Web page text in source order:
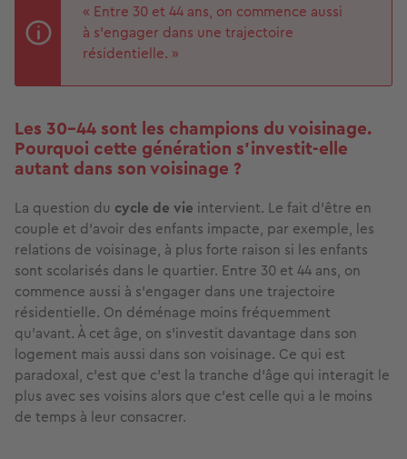
« Entre 30 et 44 ans, on commence aussi
à s’engager dans une trajectoire
résidentielle. »
Les 30-44 sont les champions du voisinage.
Pourquoi cette génération s'investit-elle
autant dans son voisinage ?
La question du cycle de vie intervient. Le fait d’être en
couple et d’avoir des enfants impacte, par exemple, les
relations de voisinage, à plus forte raison si les enfants
sont scolarisés dans le quartier. Entre 30 et 44 ans, on
commence aussi à s’engager dans une trajectoire
résidentielle. On déménage moins fréquemment
qu’avant. À cet âge, on s'investit davantage dans son
logement mais aussi dans son voisinage. Ce qui est
paradoxal, c’est que c’est la tranche d’âge qui interagit le
plus avec ses voisins alors que c’est celle qui a le moins
de temps à leur consacrer.